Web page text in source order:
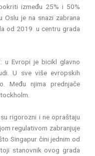
između 25% i 50%
Oslu je na snazi zabrana
od 2019. u centru grada
u Evropi je bicikl glavno
U sve više evropskih
Među njima prednjače
rigorozni i ne opraštaju
regulativom zabranjuje
Singapur čini jednim od
stanovnik ovog grada